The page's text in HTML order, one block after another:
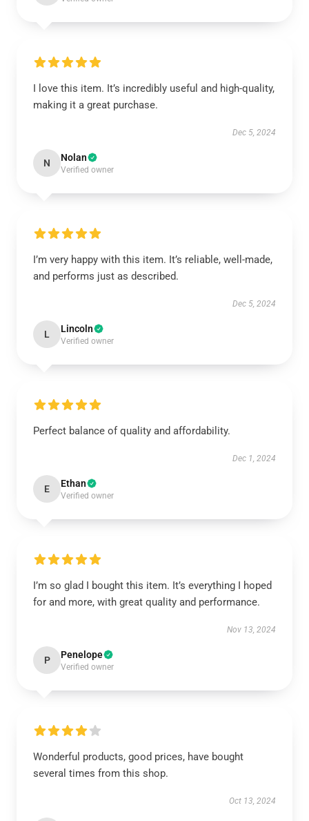
I love this item. It’s incredibly useful and high-quality,
making it a great purchase.
Dec 5, 2024
N Nolan
Verified owner
I’m very happy with this item. It’s reliable, well-made,
and performs just as described.
Dec 5, 2024
L Lincoln
Verified owner
Perfect balance of quality and affordability.
Dec 1, 2024
E Ethan
Verified owner
I’m so glad I bought this item. It’s everything I hoped
for and more, with great quality and performance.
Nov 13, 2024
P Penelope
Verified owner
Wonderful products, good prices, have bought
several times from this shop.
Oct 13, 2024